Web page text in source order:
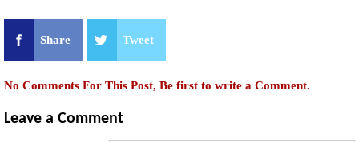
Share Tweet
No Comments For This Post, Be first to write a Comment.
Leave a Comment